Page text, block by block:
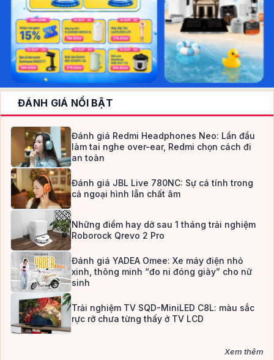
ĐÁNH GIÁ NỔI BẬT
Đánh giá Redmi Headphones Neo: Lần đầu
làm tai nghe over-ear, Redmi chọn cách đi
an toàn
Đánh giá JBL Live 780NC: Sự cá tính trong
cả ngoại hình lẫn chất âm
Những điểm hay dở sau 1 tháng trải nghiệm
Roborock Qrevo 2 Pro
Đánh giá YADEA Omee: Xe máy điện nhỏ
xinh, thông minh “đo ni đóng giày” cho nữ
sinh
Trải nghiệm TV SQD-MiniLED C8L: màu sắc
rực rỡ chưa từng thấy ở TV LCD
Xem thêm